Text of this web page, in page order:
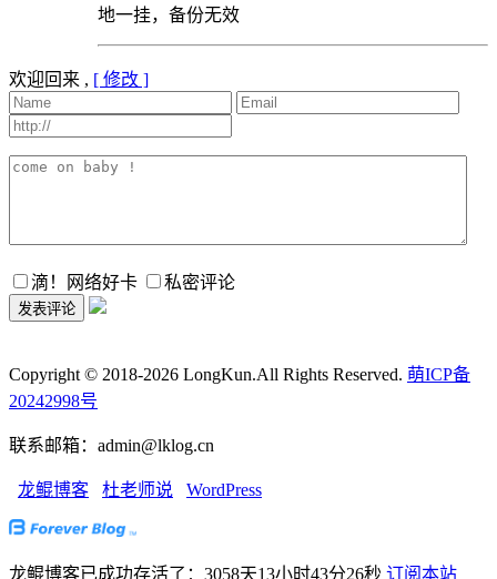
地一挂，备份无效
欢迎回来 , [ 修改 ]
滴！网络好卡 私密评论
Copyright © 2018-2026 LongKun.All Rights Reserved. 萌ICP备
20242998号
联系邮箱：admin@lklog.cn
龙鲲博客 杜老师说 WordPress
龙鲲博客已成功存活了：3058天13小时43分27秒 订阅本站